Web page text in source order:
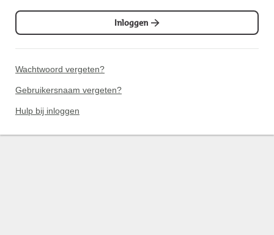
Inloggen
Wachtwoord vergeten?
Gebruikersnaam vergeten?
Hulp bij inloggen